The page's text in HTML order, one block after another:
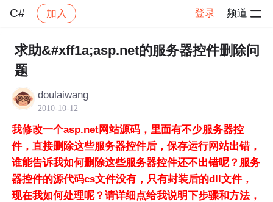
C# 加入 登录 频道
社区 C#
求助&#xff1a;asp.net的服务器控件删除问
题
doulaiwang
2010-10-12
我修改一个asp.net网站源码，里面有不少服务器控
件，直接删除这些服务器控件后，保存运行网站出错，
谁能告诉我如何删除这些服务器控件还不出错呢？服务
器控件的源代码cs文件没有，只有封装后的dll文件，
现在我如何处理呢？请详细点给我说明下步骤和方法，